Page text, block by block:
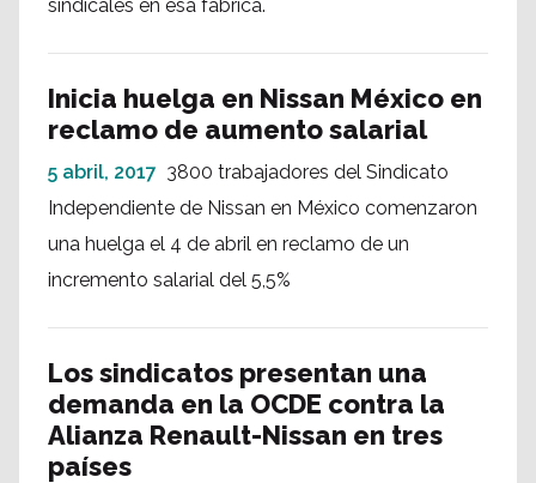
sindicales en esa fábrica.
Inicia huelga en Nissan México en
reclamo de aumento salarial
5 abril, 2017 3800 trabajadores del Sindicato
Independiente de Nissan en México comenzaron
una huelga el 4 de abril en reclamo de un
incremento salarial del 5,5%
Los sindicatos presentan una
demanda en la OCDE contra la
Alianza Renault-Nissan en tres
países